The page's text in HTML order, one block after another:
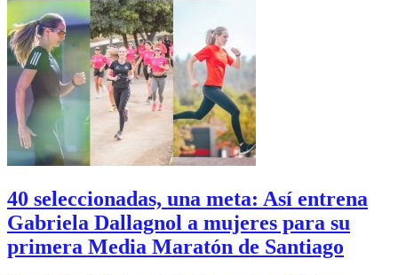
40 seleccionadas, una meta: Así entrena
Gabriela Dallagnol a mujeres para su
primera Media Maratón de Santiago